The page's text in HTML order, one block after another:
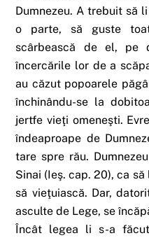
Dumnezeu. A trebuit să
o parte, să guste
scârbească de el, pe
încercările lor de a
au căzut popoarele
închinându-se la
jertfe vieţi omeneşti.
îndeaproape de
tare spre rău.
Sinai (Ieş. cap. 20), ca
să vieţuiască. Dar,
asculte de Lege, se
Încât legea li s-a